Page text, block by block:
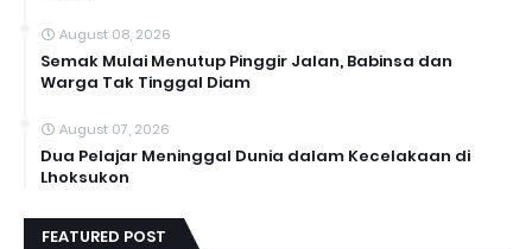
August 08, 2026
Semak Mulai Menutup Pinggir Jalan, Babinsa dan
Warga Tak Tinggal Diam
August 07, 2026
Dua Pelajar Meninggal Dunia dalam Kecelakaan di
Lhoksukon
FEATURED POST